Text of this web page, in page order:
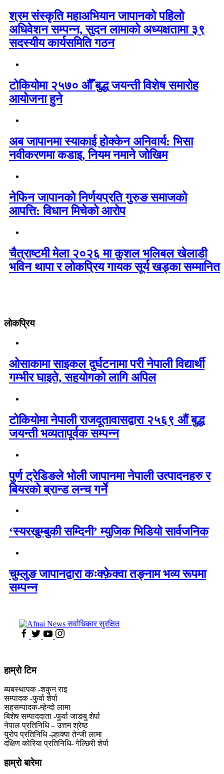
श्रम संस्कृति महाअभियान जापानको पहिलो
अधिवेशन सम्पन्न, सुदन लामाको अध्यक्षतामा ३९
सदस्यीय कार्यसमिति गठन
टोकियोमा २५७० औँ बुद्ध जयन्ती विशेष समारोह
आयोजना हुने
अब जापानमा स्याकाई होक्केन अनिवार्य: भिसा
नवीकरणमा कडाइ, नियम नमाने जोखिम
नेफिन जापानको निर्णयप्रति गुरुङ समाजको
आपत्ति: विधान मिचेको आरोप
चैत्राष्टमी मेला २०२६ मा कुशल भलिबल खेलाडी
भविन थापा र लोकप्रिय गायक सूर्य खड्का सम्मानित
लोकप्रिय
ओसाकामा साइकल दुर्घटनामा परी नेपाली विद्यार्थी
गम्भीर घाइते, सहयोगको लागि अपिल
टोकियोमा नेपाली राजदूतावासद्वारा २५६९ औं बुद्ध
जयन्ती भव्यतापूर्वक सम्पन्न
पुर्ण ट्रेडिङले भोली जापानमा नेपाली उत्पादनहरु र
बियरको ब्रान्ड लन्च गर्ने
‘स्यरखुम्बुकी सम्दिनी’ म्युजिक भिडियो सार्वजनिक
चुम्लुङ जापानद्वारा कःक्फ़ेक्वा तङ्नाम भव्य रूपमा
सम्पन्न
हाम्राे टिम
ब्यबस्थापक -शकुन राइ
सम्पादक -फुर्वा शेर्पा
सहसम्पादक-म्हेन्दो लामा
‍बिशेष सम्पाददाता -फुर्वा जा‌ङबु शेर्पा
नेपाल प्रतिनिधि – उत्तम श्रेष्ठ
युरोप प्रतिनिधि -ल्हाक्पा तेन्जी लामा
दक्षिण कोरिया प्रतिनिधि- गेल्छिरी शेर्पा
हाम्रो बारेमा